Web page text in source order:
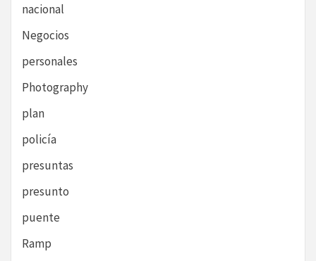
nacional
Negocios
personales
Photography
plan
policía
presuntas
presunto
puente
Ramp